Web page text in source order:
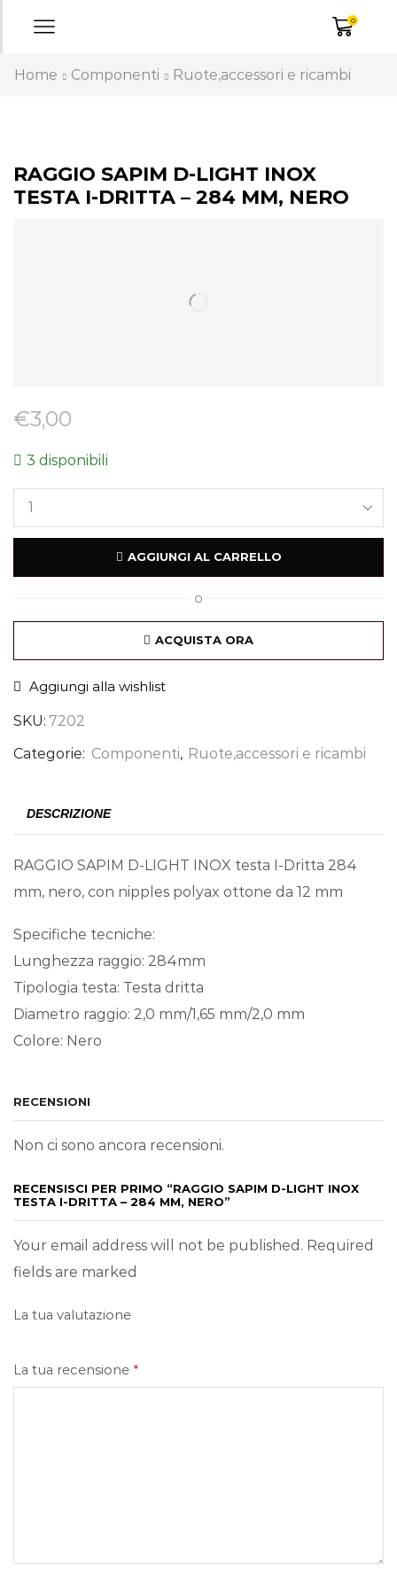
0
Home Componenti Ruote,accessori e ricambi
RAGGIO SAPIM D-LIGHT INOX
TESTA I-DRITTA – 284 MM, NERO
€3,00
3 disponibili
AGGIUNGI AL CARRELLO
O
ACQUISTA ORA
Aggiungi alla wishlist
SKU: 7202
Categorie: Componenti, Ruote,accessori e ricambi
DESCRIZIONE
RAGGIO SAPIM D-LIGHT INOX testa I-Dritta 284
mm, nero, con nipples polyax ottone da 12 mm
Specifiche tecniche:
Lunghezza raggio: 284mm
Tipologia testa: Testa dritta
Diametro raggio: 2,0 mm/1,65 mm/2,0 mm
Colore: Nero
RECENSIONI
Non ci sono ancora recensioni.
RECENSISCI PER PRIMO “RAGGIO SAPIM D-LIGHT INOX
TESTA I-DRITTA – 284 MM, NERO”
Your email address will not be published. Required
fields are marked
La tua valutazione
La tua recensione *